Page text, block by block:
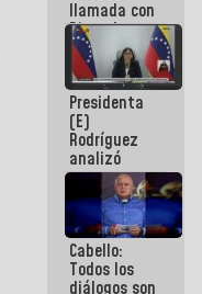
llamada con
Dinorah
Figuera y
acuerdan
primer
encuentro
presencial
para el
diálogo
Presidenta
(E)
Rodríguez
analizó
junto a
gobernadores
planes de
recuperación
del Sistema
Eléctrico
Cabello:
Todos los
diálogos son